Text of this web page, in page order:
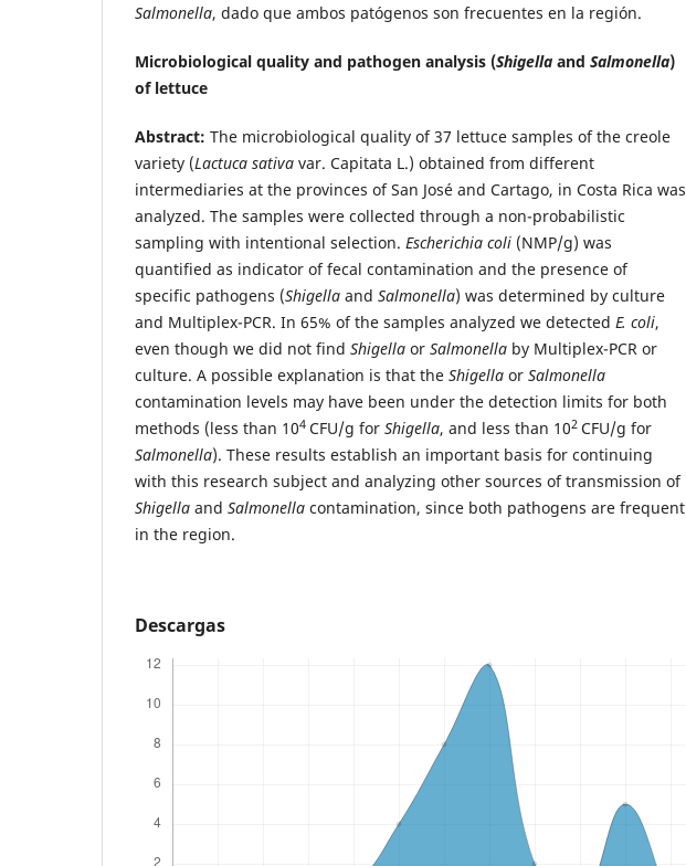
Salmonella, dado que ambos patógenos son frecuentes en la región.
Microbiological quality and pathogen analysis (Shigella and Salmonella)
of lettuce
Abstract: The microbiological quality of 37 lettuce samples of the creole
variety (Lactuca sativa var. Capitata L.) obtained from different
intermediaries at the provinces of San José and Cartago, in Costa Rica was
analyzed. The samples were collected through a non-probabilistic
sampling with intentional selection. Escherichia coli (NMP/g) was
quantified as indicator of fecal contamination and the presence of
specific pathogens (Shigella and Salmonella) was determined by culture
and Multiplex-PCR. In 65% of the samples analyzed we detected E. coli,
even though we did not find Shigella or Salmonella by Multiplex-PCR or
culture. A possible explanation is that the Shigella or Salmonella
contamination levels may have been under the detection limits for both
methods (less than 104 CFU/g for Shigella, and less than 102 CFU/g for
Salmonella). These results establish an important basis for continuing
with this research subject and analyzing other sources of transmission of
Shigella and Salmonella contamination, since both pathogens are frequent
in the region.
Descargas